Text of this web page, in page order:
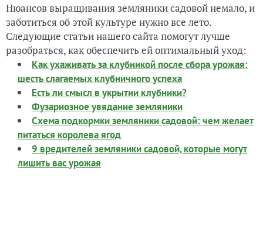
Нюансов выращивания земляники садовой немало, и
заботиться об этой культуре нужно все лето.
Следующие статьи нашего сайта помогут лучше
разобраться, как обеспечить ей оптимальный уход:
Как ухаживать за клубникой после сбора урожая:
шесть слагаемых клубничного успеха
Есть ли смысл в укрытии клубники?
Фузариозное увядание земляники
Схема подкормки земляники садовой: чем желает
питаться королева ягод
9 вредителей земляники садовой, которые могут
лишить вас урожая